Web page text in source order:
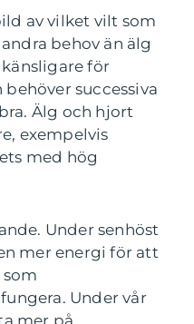
av vilket vilt som
behov än älg
för
successiva
Älg och hjort
exempelvis
med hög
Under senhöst
mer energi för att
Under vår
mer på